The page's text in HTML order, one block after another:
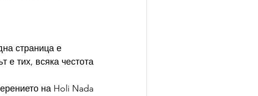
страница е
е тих, всяка честота
на Holi Nada